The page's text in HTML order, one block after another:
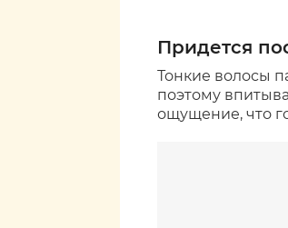
Придется
Тонкие волосы
поэтому
ощущение, что